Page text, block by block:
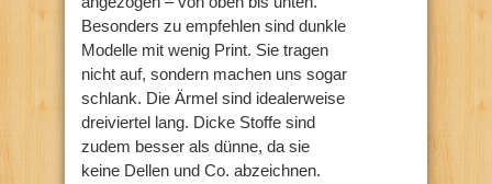
Besonders zu empfehlen sind dunkle
Modelle mit wenig Print. Sie tragen
nicht auf, sondern machen uns sogar
schlank. Die Ärmel sind idealerweise
dreiviertel lang. Dicke Stoffe sind
zudem besser als dünne, da sie
keine Dellen und Co. abzeichnen.